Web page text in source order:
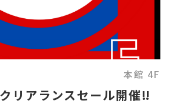
本館 4F
リアランスセール開催‼️